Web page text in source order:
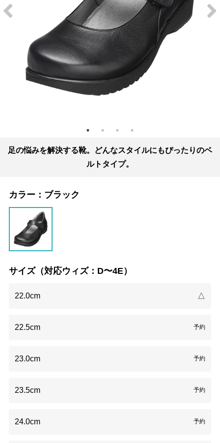
足の悩みを解決する靴。どんなスタイルにもぴったりのベ
ルトタイプ。
カラー： ブラック
サイズ（対応ウィズ：D〜4E）
22.0cm △
22.5cm 予約
23.0cm 予約
23.5cm 予約
24.0cm 予約